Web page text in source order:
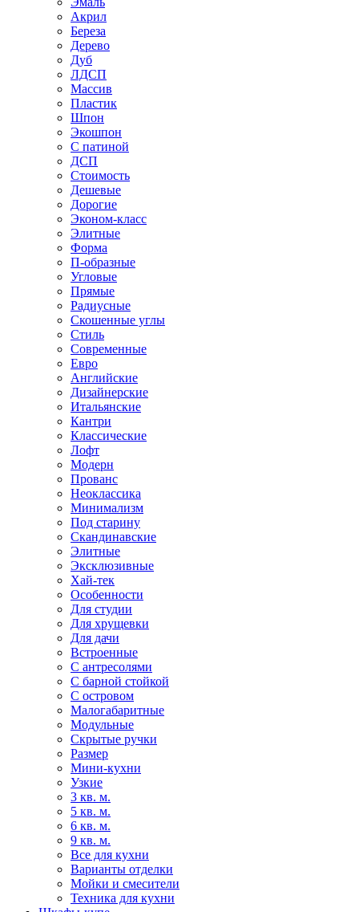
Акрил
Береза
Дерево
Дуб
ЛДСП
Массив
Пластик
Шпон
Экошпон
С патиной
ДСП
Стоимость
Дешевые
Дорогие
Эконом-класс
Элитные
Форма
П-образные
Угловые
Прямые
Радиусные
Скошенные углы
Стиль
Современные
Евро
Английские
Дизайнерские
Итальянские
Кантри
Классические
Лофт
Модерн
Прованс
Неоклассика
Минимализм
Под старину
Скандинавские
Элитные
Эксклюзивные
Хай-тек
Особенности
Для студии
Для хрущевки
Для дачи
Встроенные
С антресолями
С барной стойкой
С островом
Малогабаритные
Модульные
Скрытые ручки
Размер
Мини-кухни
Узкие
3 кв. м.
5 кв. м.
6 кв. м.
9 кв. м.
Все для кухни
Варианты отделки
Мойки и смесители
Техника для кухни